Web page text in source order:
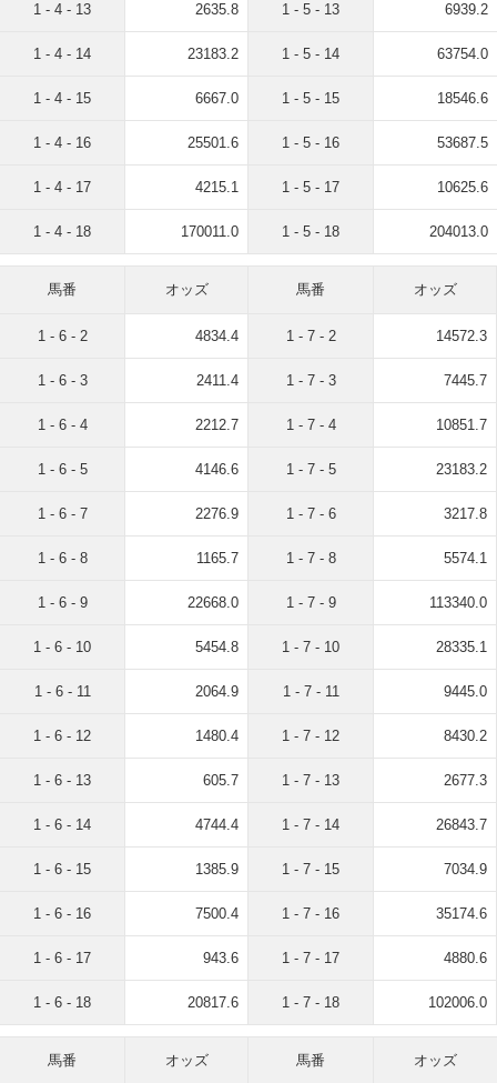
1 - 4 - 13 2635.8
1 - 4 - 14 23183.2
1 - 4 - 15 6667.0
1 - 4 - 16 25501.6
1 - 4 - 17 4215.1
1 - 4 - 18 170011.0
1 - 5 - 13 6939.2
1 - 5 - 14 63754.0
1 - 5 - 15 18546.6
1 - 5 - 16 53687.5
1 - 5 - 17 10625.6
1 - 5 - 18 204013.0
馬番 オッズ
1 - 6 - 2 4834.4
1 - 6 - 3 2411.4
1 - 6 - 4 2212.7
1 - 6 - 5 4146.6
1 - 6 - 7 2276.9
1 - 6 - 8 1165.7
1 - 6 - 9 22668.0
1 - 6 - 10 5454.8
1 - 6 - 11 2064.9
1 - 6 - 12 1480.4
1 - 6 - 13 605.7
1 - 6 - 14 4744.4
1 - 6 - 15 1385.9
1 - 6 - 16 7500.4
1 - 6 - 17 943.6
1 - 6 - 18 20817.6
馬番 オッズ
1 - 7 - 2 14572.3
1 - 7 - 3 7445.7
1 - 7 - 4 10851.7
1 - 7 - 5 23183.2
1 - 7 - 6 3217.8
1 - 7 - 8 5574.1
1 - 7 - 9 113340.0
1 - 7 - 10 28335.1
1 - 7 - 11 9445.0
1 - 7 - 12 8430.2
1 - 7 - 13 2677.3
1 - 7 - 14 26843.7
1 - 7 - 15 7034.9
1 - 7 - 16 35174.6
1 - 7 - 17 4880.6
1 - 7 - 18 102006.0
馬番 オッズ 馬番 オッズ